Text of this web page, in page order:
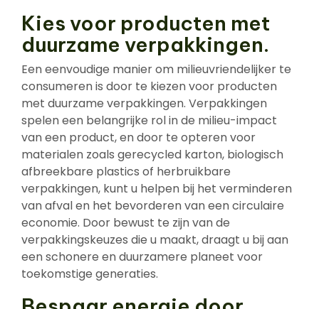
Kies voor producten met
duurzame verpakkingen.
Een eenvoudige manier om milieuvriendelijker te
consumeren is door te kiezen voor producten
met duurzame verpakkingen. Verpakkingen
spelen een belangrijke rol in de milieu-impact
van een product, en door te opteren voor
materialen zoals gerecycled karton, biologisch
afbreekbare plastics of herbruikbare
verpakkingen, kunt u helpen bij het verminderen
van afval en het bevorderen van een circulaire
economie. Door bewust te zijn van de
verpakkingskeuzes die u maakt, draagt u bij aan
een schonere en duurzamere planeet voor
toekomstige generaties.